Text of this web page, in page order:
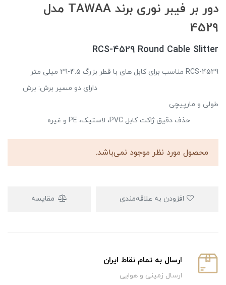
دور بر فیبر نوری برند TAWAA مدل
4529
RCS-4529 Round Cable Slitter
RCS-4529 مناسب برای کابل های با قطر بزرگ 4.5-29 میلی متر
دارای دو مسیر برش: برش
طولی و مارپیچی
حذف دقیق ژاکت کابل PVC، لاستیک، PE و غیره
محصول مورد نظر موجود نمی‌باشد.
مقایسه
ارسال به تمام نقاط ایران
ارسال زمینی و هوایی